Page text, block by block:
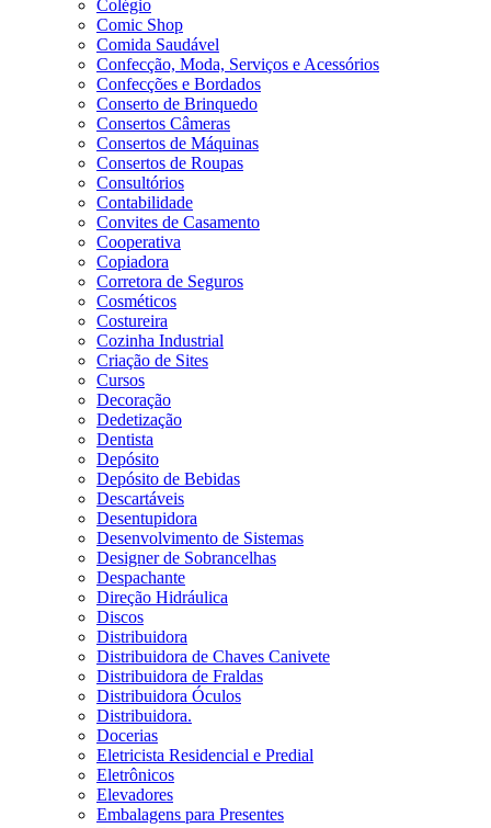
Colégio
Comic Shop
Comida Saudável
Confecção, Moda, Serviços e Acessórios
Confecções e Bordados
Conserto de Brinquedo
Consertos Câmeras
Consertos de Máquinas
Consertos de Roupas
Consultórios
Contabilidade
Convites de Casamento
Cooperativa
Copiadora
Corretora de Seguros
Cosméticos
Costureira
Cozinha Industrial
Criação de Sites
Cursos
Decoração
Dedetização
Dentista
Depósito
Depósito de Bebidas
Descartáveis
Desentupidora
Desenvolvimento de Sistemas
Designer de Sobrancelhas
Despachante
Direção Hidráulica
Discos
Distribuidora
Distribuidora de Chaves Canivete
Distribuidora de Fraldas
Distribuidora Óculos
Distribuidora.
Docerias
Eletricista Residencial e Predial
Eletrônicos
Elevadores
Embalagens para Presentes